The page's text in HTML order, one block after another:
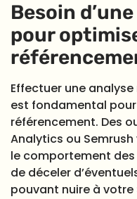
Besoin
pour
Effectuer une
est fondamental
référencement. Des
Analytics ou
le comportement
de déceler
pouvant nuire à votre